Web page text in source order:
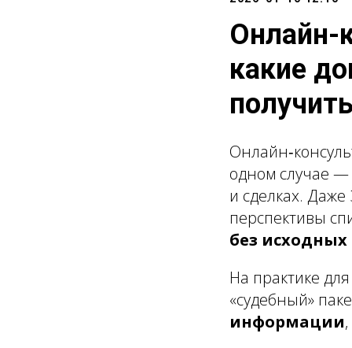
Онлайн-
какие
одном случае —
и сделках.
перспективы
без
На практике
«судебный»
информации